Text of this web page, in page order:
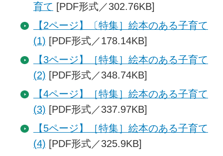
育て [PDF形式／302.76KB]
【2ページ】〔特集］絵本のある子育て
(1) [PDF形式／178.14KB]
【3ページ】［特集］絵本のある子育て
(2) [PDF形式／348.74KB]
【4ページ】［特集］絵本のある子育て
(3) [PDF形式／337.97KB]
【5ページ】［特集］絵本のある子育て
(4) [PDF形式／325.9KB]